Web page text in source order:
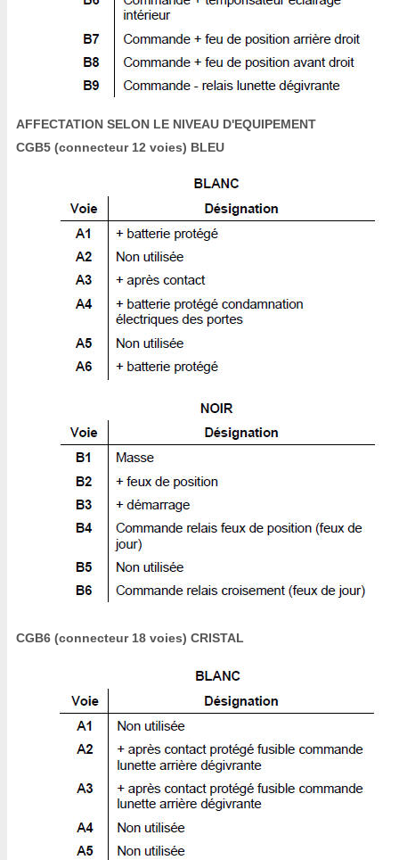
AFFECTATION SELON LE NIVEAU D'EQUIPEMENT
CGB5 (connecteur 12 voies) BLEU
CGB6 (connecteur 18 voies) CRISTAL